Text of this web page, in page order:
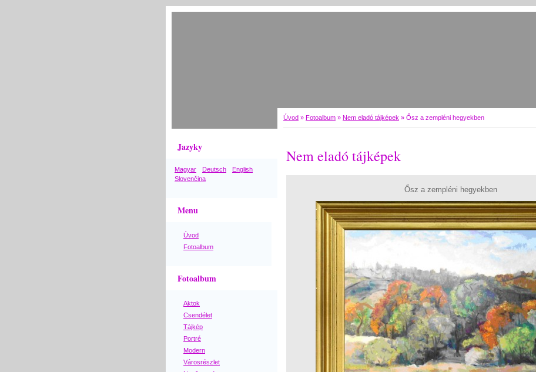
Jazyky
Magyar Deutsch
English
Slovenčina
Menu
Úvod
Fotoalbum
Fotoalbum
Aktok
Csendélet
Tájkép
Portré
Modern
Városrészlet
Úvod » Fotoalbum » Nem eladó tájképek » Ősz a zempléni hegyekben
Nem eladó tájképek
Ősz a zempléni hegyekben